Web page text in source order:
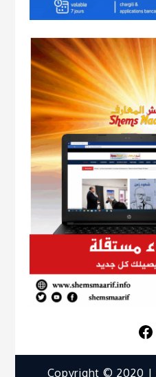
Copyright © 2020 |